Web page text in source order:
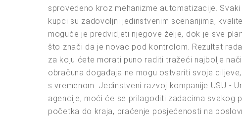
sprovedeno kroz mehanizme automatizacije.
kupci su zadovoljni jedinstvenim scenarijima,
moguće je predvidjeti njegove želje, dok je sve
što znači da je novac pod kontrolom. Rezultat
za koju ćete morati puno raditi tražeći najbolje
obračuna događaja ne mogu ostvariti svoje
s vremenom. Jedinstveni razvoj kompanije USU -
agencije, moći će se prilagoditi zadacima svakog
početka do kraja, praćenje posjećenosti na